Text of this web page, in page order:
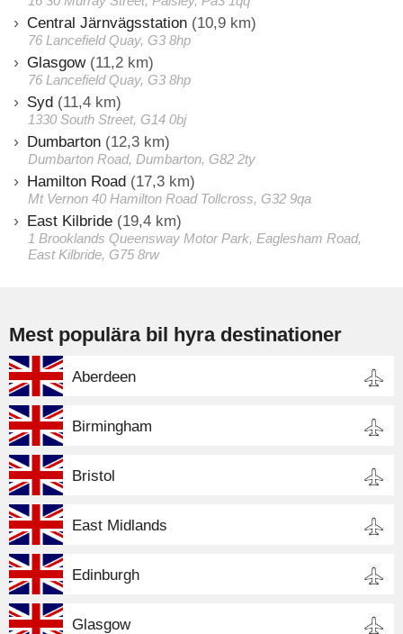
Central Järnvägsstation (10,9 km)
76 Lancefield Quay, G3 8hp
Glasgow(11,2 km)
76 Lancefield Quay, G3 8hp
Syd (11,4 km)
1330 South Street, G14 0bj
Dumbarton (12,3 km)
Dumbarton Road, Dumbarton, G82 2ty
Hamilton Road (17,3 km)
Mt Vernon 40 Hamilton Road Tollcross, G32 9qa
East Kilbride (19,4 km)
1 Brooklands Queensway Motor Park, Eaglesham Road,
East Kilbride, G75 8rw
Mest populära bil hyra destinationer
Aberdeen
Birmingham
Bristol
East Midlands
Edinburgh
Glasgow